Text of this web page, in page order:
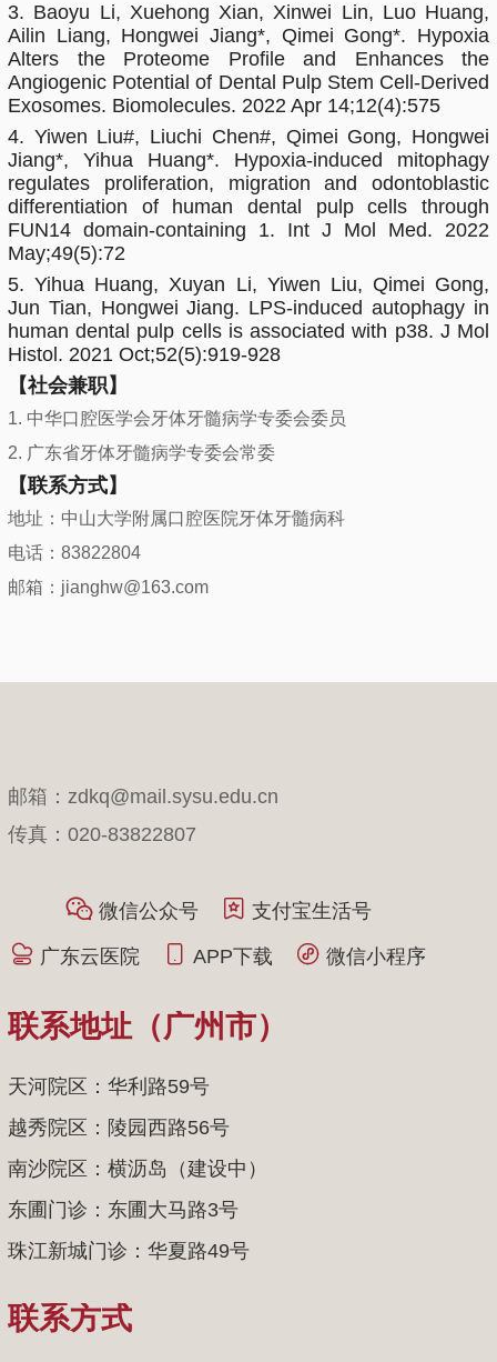
3. Baoyu Li, Xuehong Xian, Xinwei Lin, Luo Huang,
Ailin Liang, Hongwei Jiang*, Qimei Gong*. Hypoxia
Alters the Proteome Profile and Enhances the
Angiogenic Potential of Dental Pulp Stem Cell-Derived
Exosomes. Biomolecules. 2022 Apr 14;12(4):575
4. Yiwen Liu#, Liuchi Chen#, Qimei Gong, Hongwei
Jiang*, Yihua Huang*. Hypoxia-induced mitophagy
regulates proliferation, migration and odontoblastic
differentiation of human dental pulp cells through
FUN14 domain-containing 1. Int J Mol Med. 2022
May;49(5):72
5. Yihua Huang, Xuyan Li, Yiwen Liu, Qimei Gong,
Jun Tian, Hongwei Jiang. LPS-induced autophagy in
human dental pulp cells is associated with p38. J Mol
Histol. 2021 Oct;52(5):919-928
【社会兼职】
1. 中华口腔医学会牙体牙髓病学专委会委员
2. 广东省牙体牙髓病学专委会常委
【联系方式】
地址 ：中山大学附属口腔医院牙体牙髓病科
电话：83822804
邮箱：jianghw@163.com
邮箱：zdkq@mail.sysu.edu.cn
传真：020-83822807
微信公众号 支付宝生活号
广东云医院 APP下载 微信小程序
联系地址（广州市）
天河院区：华利路59号
越秀院区：陵园西路56号
南沙院区：横沥岛（建设中）
东圃门诊：东圃大马路3号
珠江新城门诊：华夏路49号
联系方式